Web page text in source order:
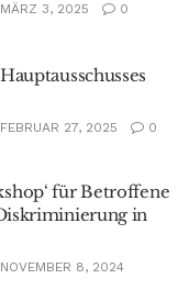
3, 2025
0
27, 2025
0
für Betroffene
in
8, 2024